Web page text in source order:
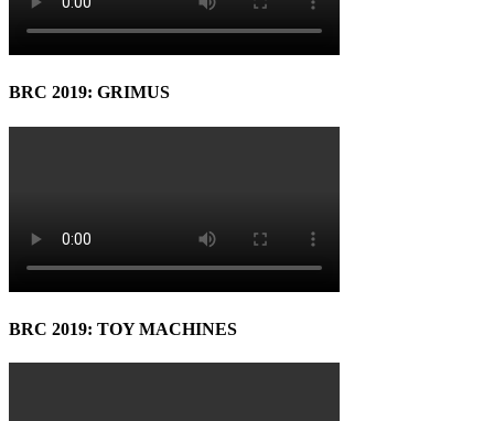
BRC 2019: GRIMUS
BRC 2019: TOY MACHINES